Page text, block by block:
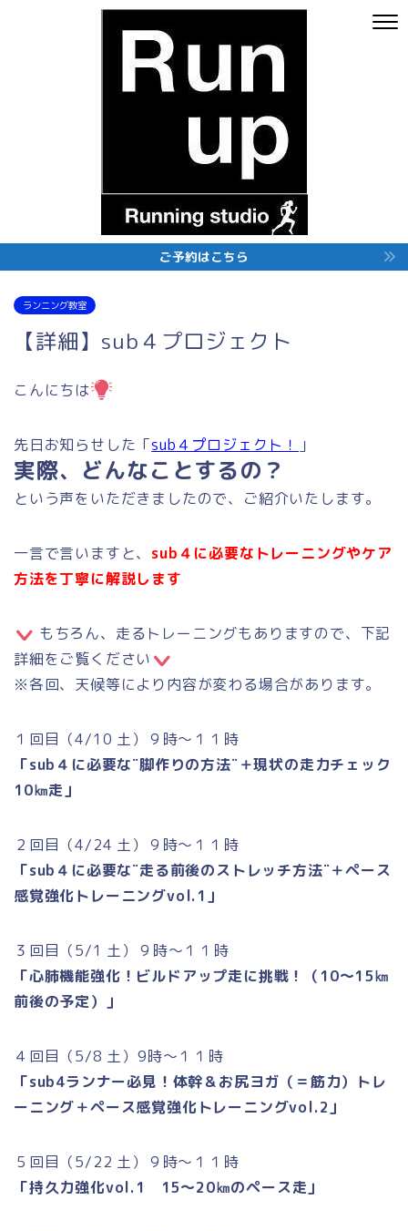
ご予約はこちら
ランニング教室
【詳細】sub４プロジェクト
こんにちは
先日お知らせした「sub４プロジェクト！ 」
実際、どんなことするの？
という声をいただきましたので、ご紹介いたします。
一言で言いますと、 sub４に必要な トレーニングやケア
方法を丁寧に解説します
もちろん、走るトレーニングもありますので、下記
詳細をご覧ください
※各回、天候等により内容が変わる場合があります。
１回目（4/10 土）９時～１１時
「sub４に必要な¨脚作りの方法¨＋現状の走力チェック
10㎞走」
２回目（4/24 土）９時～１１時
「sub４に必要な¨走る前後のストレッチ方法¨＋ペース
感覚強化トレーニングvol.1」
３回目（5/1 土）９時～１１時
「心肺機能強化！ビルドアップ走に挑戦！（10～15㎞
前後の予定）」
４回目（5/8 土）9時～１１時
「sub4ランナー必見！体幹＆お尻ヨガ（＝筋力）トレ
ーニング＋ペース感覚強化トレーニングvol.2」
５回目（5/22 土）９時～１１時
「持久力強化vol.1 15～20㎞のペース走」